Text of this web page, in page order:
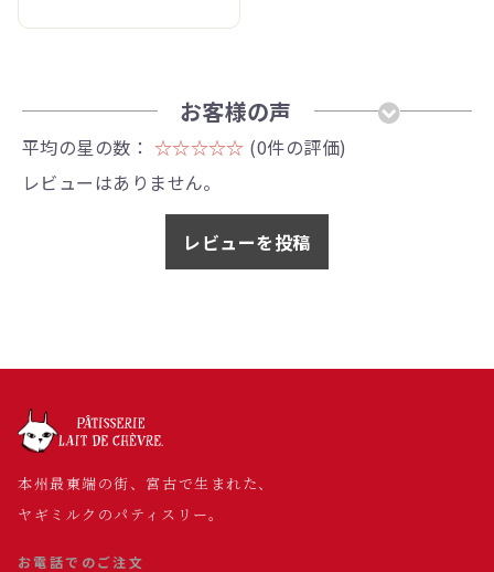
お客様の声
平均の星の数： ☆☆☆☆☆ (0件の評価)
レビューはありません。
レビューを投稿
本州最東端の街、宮古で生まれた、
ヤギミルクのパティスリー。
お電話でのご注文